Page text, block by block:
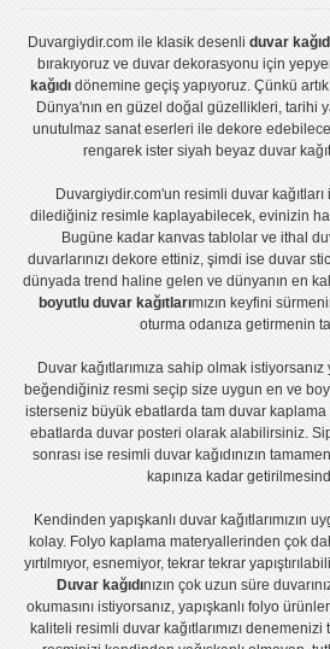
Duvargiydir.comile klasik desenli duvar
bırakıyoruz veduvar dekorasyonu için
kağıdıdönemine geçiş yapıyoruz. Çünkü artık
Dünya'nın en güzel doğal güzellikleri, tarihi
unutulmaz sanat eserleri ile dekore
rengarek ister siyah beyaz duvar
Duvargiydir.com'unresimli duvar kağıtları
dilediğiniz resimle kaplayabilecek, evinizin
Bugüne kadarkanvas tablolar veithal
duvarlarınızı dekore ettiniz, şimdi iseduvar
dünyada trend haline gelen ve dünyanın en
boyutlu duvar kağıtlarımızın keyfini
oturma odanıza getirmenin
Duvar kağıtlarımıza sahip olmak istiyorsanız
beğendiğiniz resmi seçip size uygun en ve
isterseniz büyük ebatlarda tam duvar kaplama
ebatlarda duvar posteri olarak alabilirsiniz.
sonrası iseresimli duvar kağıdınızın
kapınıza kadar
Kendinden yapışkanlı duvar kağıtlarımızın
kolay. Folyo kaplama materyallerinden çok
yırtılmıyor, esnemiyor, tekrar tekrar
Duvar kağıdınızın çok uzun süre
okumasını istiyorsanız, yapışkanlı folyo
kaliteli resimli duvar kağıtlarımızı denemenizi